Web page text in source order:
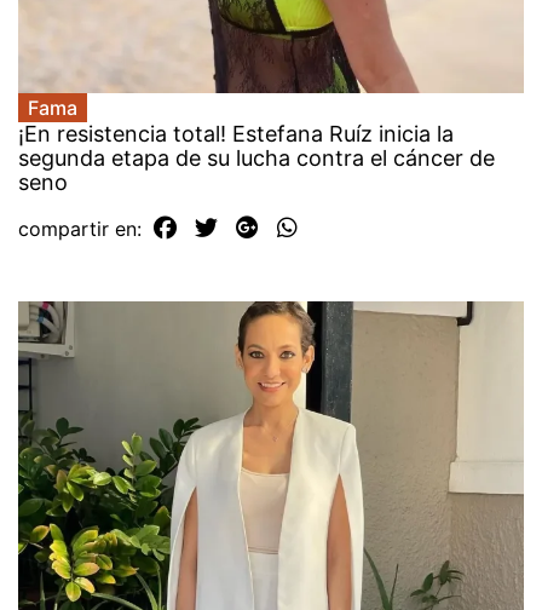
Fama
¡En resistencia total! Estefana Ruíz inicia la
segunda etapa de su lucha contra el cáncer de
seno
compartir en: